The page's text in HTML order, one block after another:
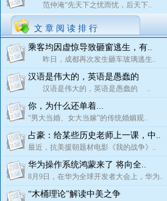
范仲淹“先天下之忧而忧，后天下..
文 章 阅 读 排 行
乘客均因虚惊导致砸窗逃生，有..
昨日，成都再次发生砸车玻璃逃生..
汉语是伟大的，英语是愚蠢的
汉语是伟大的，英语是愚蠢的 ..
你，为什么还单着...
“男大当婚、女大当嫁”的传统婚姻观..
占豪：给某些历史老师上一课，中..
最近，抗美援朝题材电影《我的战争》..
华为操作系统鸿蒙来了 将向全..
8月9日，在华为全球开发者大会上，华为..
“木桶理论”解读中美之争